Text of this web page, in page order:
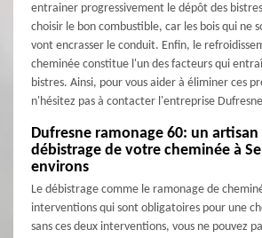
entrainer progressivement le dépôt des
choisir le bon combustible, car les bois qui ne
vont encrasser le conduit. Enfin, le
cheminée constitue l'un des facteurs qui
bistres. Ainsi, pour vous aider à éliminer ces
n'hésitez pas à contacter l'entreprise
Dufresne ramonage 60: un
débistrage de votre cheminée à
environs
Le débistrage comme le ramonage de
interventions qui sont obligatoires pour une
sans ces deux interventions, vous ne pouvez